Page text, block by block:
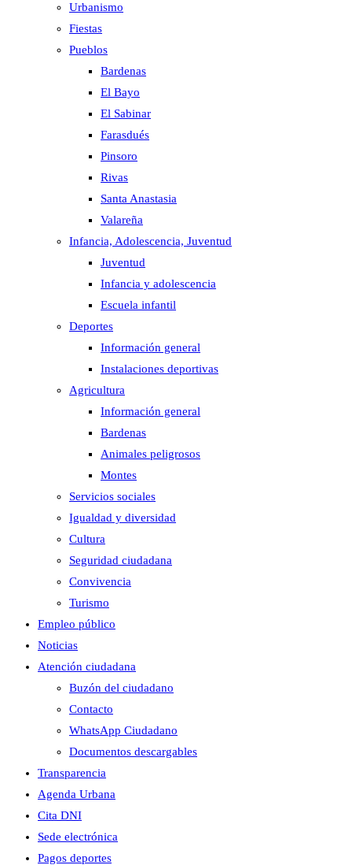
Urbanismo
Fiestas
Pueblos
Bardenas
El Bayo
El Sabinar
Farasdués
Pinsoro
Rivas
Santa Anastasia
Valareña
Infancia, Adolescencia, Juventud
Juventud
Infancia y adolescencia
Escuela infantil
Deportes
Información general
Instalaciones deportivas
Agricultura
Información general
Bardenas
Animales peligrosos
Montes
Servicios sociales
Igualdad y diversidad
Cultura
Seguridad ciudadana
Convivencia
Turismo
Empleo público
Noticias
Atención ciudadana
Buzón del ciudadano
Contacto
WhatsApp Ciudadano
Documentos descargables
Transparencia
Agenda Urbana
Cita DNI
Sede electrónica
Pagos deportes